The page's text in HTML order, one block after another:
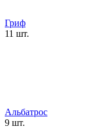
Гриф
11 шт.
Альбатрос
9 шт.